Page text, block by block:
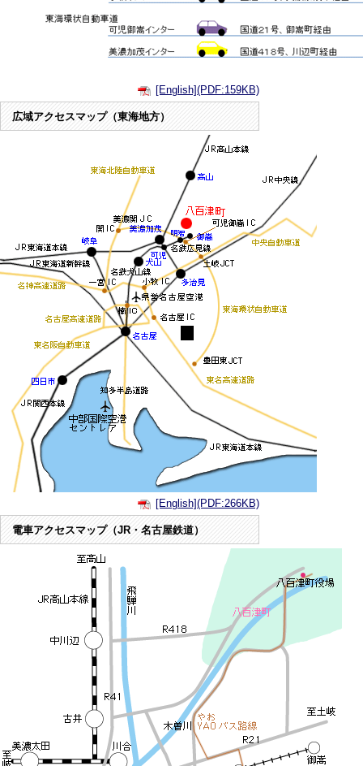
[English](PDF:159KB)
広域アクセスマップ（東海地方）
[English](PDF:266KB)
電車アクセスマップ（JR・名古屋鉄道）